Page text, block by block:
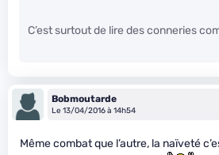
C’est surtout de lire des conneries
Bobmoutarde
Le 13/04/2016 à 14h54
Même combat que l’autre, la naïveté